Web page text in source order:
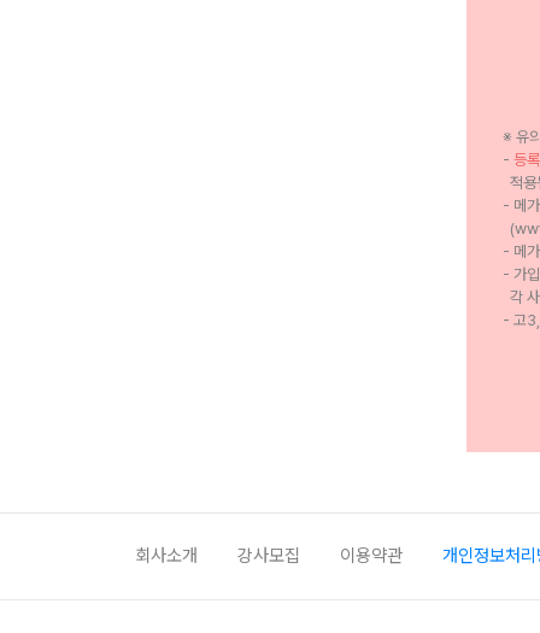
※ 유
- 등
적용
- 메
- 메
- 가
각
- 고3,
회사소개 강사모집 이용약관 개인정보처